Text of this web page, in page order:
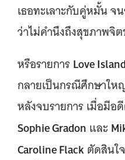
เธอทะเลาะกับคู่หมั้น จ
ว่าไม่คำนึงถึงสุขภาพจิ
หรือรายการLove Island
กลายเป็นกรณีศึกษาให
หลังจบรายการ เมื่อมีอ
Sophie Gradon และ
Caroline Flackตัดสินใ